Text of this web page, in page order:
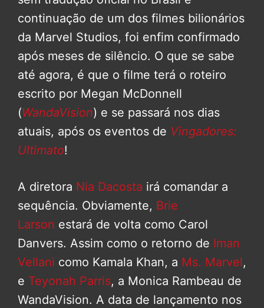
continuação de um dos filmes bilionários
da Marvel Studios, foi enfim confirmado
após meses de silêncio. O que se sabe
até agora, é que o filme terá o roteiro
escrito por Megan McDonnell
(WandaVision) e se passará nos dias
atuais, após os eventos de Vingadores:
Ultimato!
A diretora Nia Dacosta irá comandar a
sequência. Obviamente, Brie
Larson estará de volta como Carol
Danvers. Assim como o retorno de Iman
Vellani como Kamala Khan, a Ms. Marvel,
e Teyonah Parris, a Monica Rambeau de
WandaVision. A data de lançamento nos